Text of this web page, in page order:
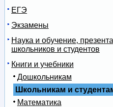
ЕГЭ
Экзамены
Наука и обучение,
школьников и студентов
Книги и учебники
Дошкольникам
Школьникам и
Математика